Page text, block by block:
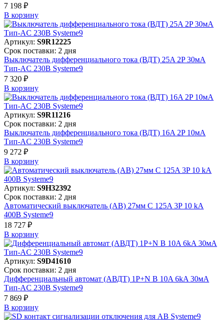
7 198 ₽
В корзинy
Артикул: S9R12225
Срок поставки: 2 дня
Выключатель дифференциального тока (ВДТ) 25A 2P 30мА
Тип-AC 230В Systeme9
7 320 ₽
В корзинy
Артикул: S9R11216
Срок поставки: 2 дня
Выключатель дифференциального тока (ВДТ) 16A 2P 10мА
Тип-AC 230В Systeme9
9 272 ₽
В корзинy
Артикул: S9H32392
Срок поставки: 2 дня
Автоматический выключатель (АВ) 27мм C 125A 3P 10 kA
400В Systeme9
18 727 ₽
В корзинy
Артикул: S9D41610
Срок поставки: 2 дня
Дифференциальный автомат (АВДТ) 1P+N B 10A 6kA 30мА
Тип-AC 230В Systeme9
7 869 ₽
В корзинy